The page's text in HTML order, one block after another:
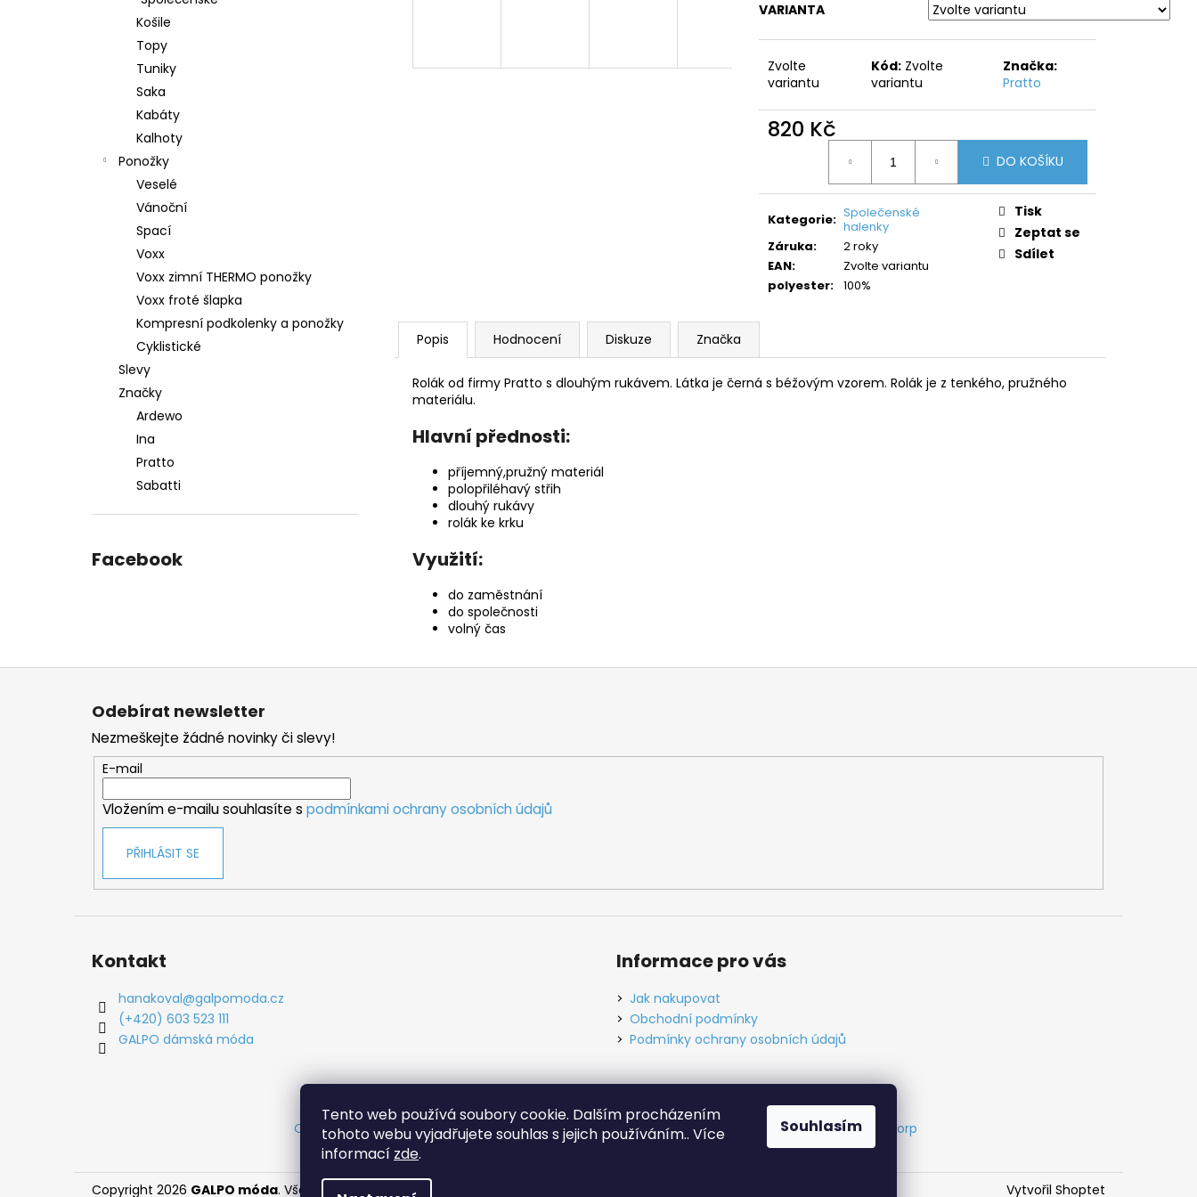
Tento web používá soubory cookie. Dalším procházením
tohoto webu vyjadřujete souhlas s jejich používáním.. Více
informací zde.
Souhlasím
Košile
Topy
Tuniky
Saka
Kabáty
Kalhoty
Ponožky
Veselé
Vánoční
Spací
Voxx
Voxx zimní THERMO ponožky
Voxx froté šlapka
Kompresní podkolenky a ponožky
Cyklistické
Slevy
Značky
Ardewo
Ina
Pratto
Sabatti
Facebook
VARIANTA
Zvolte
variantu
Kód: Zvolte
variantu
Značka:
Pratto
820 Kč
DO KOŠÍKU
Kategorie: Společenské
halenky
Záruka:
2 roky
EAN:
Zvolte variantu
polyester: 100%
Tisk
Zeptat se
Sdílet
Popis Hodnocení Diskuze Značka
Rolák od firmy Pratto s dlouhým rukávem. Látka je černá s béžovým vzorem. Rolák je z tenkého, pružného
materiálu.
Hlavní přednosti:
příjemný,pružný materiál
polopřiléhavý střih
dlouhý rukávy
rolák ke krku
Využití:
do zaměstnání
do společnosti
volný čas
Z
Odebírat newsletter
Nezmeškejte žádné novinky či slevy!
E-mail
Vložením e-mailu souhlasíte s podmínkami ochrany osobních údajů
PŘIHLÁSIT SE
Kontakt
hanakoval@galpomoda.cz
(+420) 603 523 111
GALPO dámská móda
Informace pro vás
Jak nakupovat
Obchodní podmínky
Podmínky ochrany osobních údajů
Obchodní podmínky Ochrana osobních údajů Tabulky velikostí Kontakt O nás Vytvořil Cabakorp
Vytvořil Shoptet
Copyright 2026 GALPO móda. Všechna práva vyhrazena.